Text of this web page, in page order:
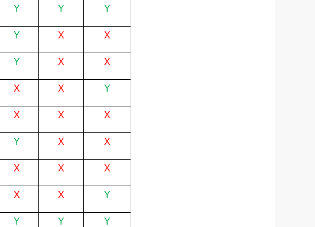
Y Y Y
Y X X
Y X X
X X Y
X X X
Y X X
X X X
X X Y
Y Y Y